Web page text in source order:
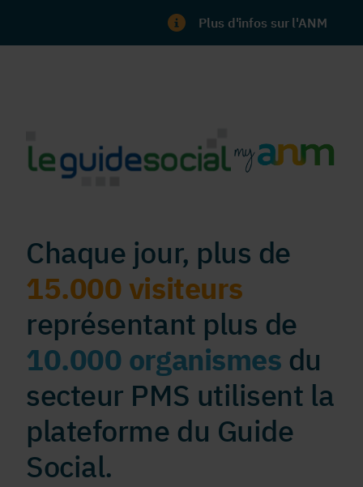
Plus d'infos sur l'ANM
Chaque jour, plus de
15.000 visiteurs
représentant plus de
10.000 organismes du
secteur PMS utilisent la
plateforme du Guide
Social.